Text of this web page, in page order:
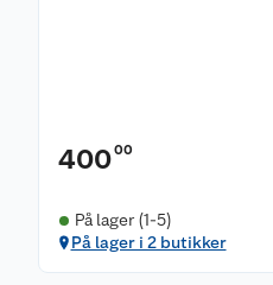
40000
På lager (1-5)
På lager i 2 butikker